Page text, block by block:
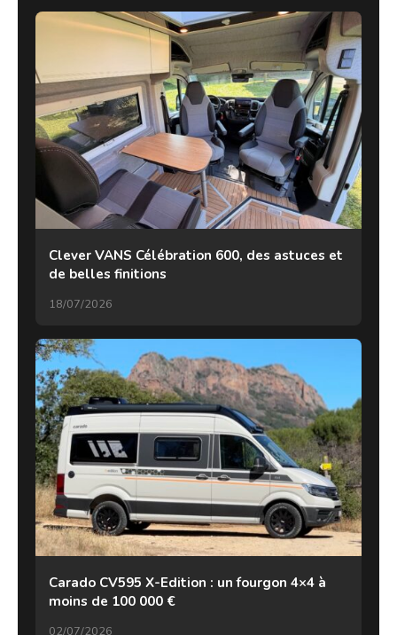
Clever VANS Célébration 600, des astuces et
de belles finitions
18/07/2026
Carado CV595 X-Edition : un fourgon 4×4 à
moins de 100 000 €
02/07/2026